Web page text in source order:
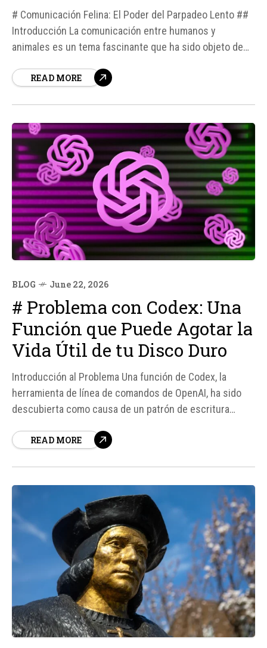
# Comunicación Felina: El Poder del Parpadeo Lento ##
Introducción La comunicación entre humanos y
animales es un tema fascinante que ha sido objeto de
investigación publicada en Scientific Reports ha
READ MORE
BLOG June 22, 2026
# Problema con Codex: Una
Función que Puede Agotar la
Vida Útil de tu Disco Duro
Introducción al Problema Una función de Codex, la
herramienta de línea de comandos de OpenAI, ha sido
descubierta como causa de un patrón de escritura
ordenadores. Este problema, reportado por un usuario
READ MORE